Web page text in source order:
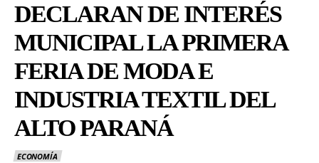
DECLARAN DE INTERÉS
MUNICIPAL LA PRIMERA
FERIA DE MODA E
INDUSTRIA TEXTIL DEL
ALTO PARANÁ
ECONOMÍA